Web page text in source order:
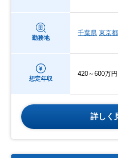
勤務地
千葉県 東京都
想定年収
420～600万円
詳しく